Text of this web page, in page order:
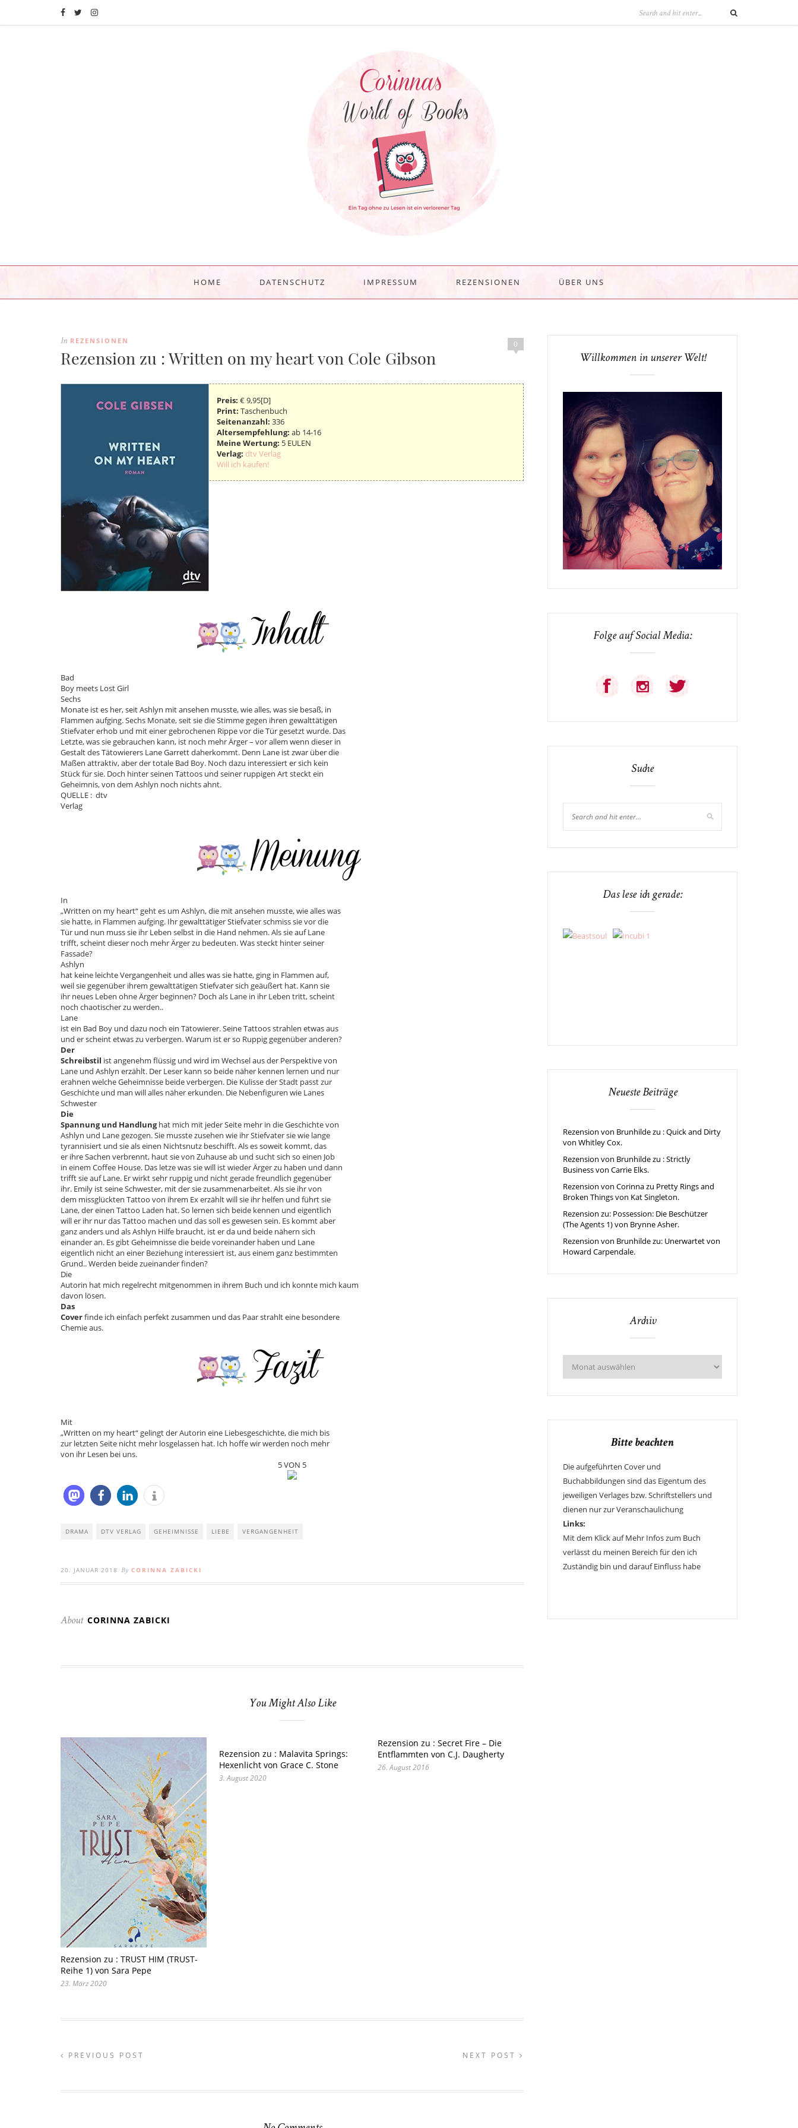
HOME DATENSCHUTZ IMPRESSUM REZENSIONEN ÜBER UNS
0
In REZENSIONEN
Rezension zu : Written on my heart von Cole Gibson
Preis: € 9,95[D]
Print: Taschenbuch
Seitenanzahl: 336
Altersempfehlung: ab 14-16
Meine Wertung: 5 EULEN
Verlag: dtv Verlag
Will ich kaufen!
Bad
Boy meets Lost Girl
Sechs
Monate ist es her, seit Ashlyn mit ansehen musste, wie alles, was sie besaß, in
Flammen aufging. Sechs Monate, seit sie die Stimme gegen ihren gewalttätigen
Stiefvater erhob und mit einer gebrochenen Rippe vor die Tür gesetzt wurde. Das
Letzte, was sie gebrauchen kann, ist noch mehr Ärger – vor allem wenn dieser in
Gestalt des Tätowierers Lane Garrett daherkommt. Denn Lane ist zwar über die
Maßen attraktiv, aber der totale Bad Boy. Noch dazu interessiert er sich kein
Stück für sie. Doch hinter seinen Tattoos und seiner ruppigen Art steckt ein
Geheimnis, von dem Ashlyn noch nichts ahnt.
QUELLE : dtv
Verlag
In
„Written on my heart“ geht es um Ashlyn, die mit ansehen musste, wie alles was
sie hatte, in Flammen aufging. Ihr gewalttätiger Stiefvater schmiss sie vor die
Tür und nun muss sie ihr Leben selbst in die Hand nehmen. Als sie auf Lane
trifft, scheint dieser noch mehr Ärger zu bedeuten. Was steckt hinter seiner
Fassade?
Ashlyn
hat keine leichte Vergangenheit und alles was sie hatte, ging in Flammen auf,
weil sie gegenüber ihrem gewalttätigen Stiefvater sich geäußert hat. Kann sie
ihr neues Leben ohne Ärger beginnen? Doch als Lane in ihr Leben tritt, scheint
noch chaotischer zu werden..
Lane
ist ein Bad Boy und dazu noch ein Tätowierer. Seine Tattoos strahlen etwas aus
und er scheint etwas zu verbergen. Warum ist er so Ruppig gegenüber anderen?
Der
Schreibstil ist angenehm flüssig und wird im Wechsel aus der Perspektive von
Lane und Ashlyn erzählt. Der Leser kann so beide näher kennen lernen und nur
erahnen welche Geheimnisse beide verbergen. Die Kulisse der Stadt passt zur
Geschichte und man will alles näher erkunden. Die Nebenfiguren wie Lanes
Schwester
Die
Spannung und Handlunghat mich mit jeder Seite mehr in die Geschichte von
Ashlyn und Lane gezogen. Sie musste zusehen wie ihr Stiefvater sie wie lange
tyrannisiert und sie als einen Nichtsnutz beschifft. Als es soweit kommt, das
er ihre Sachen verbrennt, haut sie von Zuhause ab und sucht sich so einen Job
in einem Coffee House. Das letze was sie will ist wieder Ärger zu haben und dann
trifft sie auf Lane. Er wirkt sehr ruppig und nicht gerade freundlich gegenüber
ihr. Emily ist seine Schwester, mit der sie zusammenarbeitet. Als sie ihr von
dem missglückten Tattoo von ihrem Ex erzählt will sie ihr helfen und führt sie
Lane, der einen Tattoo Laden hat. So lernen sich beide kennen und eigentlich
will er ihr nur das Tattoo machen und das soll es gewesen sein. Es kommt aber
ganz anders und als Ashlyn Hilfe braucht, ist er da und beide nähern sich
einander an. Es gibt Geheimnisse die beide voreinander haben und Lane
eigentlich nicht an einer Beziehung interessiert ist, aus einem ganz bestimmten
Grund.. Werden beide zueinander finden?
Die
Autorin hat mich regelrecht mitgenommen in ihrem Buch und ich konnte mich kaum
davon lösen.
Das
Coverfinde ich einfach perfekt zusammen und das Paar strahlt eine besondere
Chemie aus.
Mit
„Written on my heart“ gelingt der Autorin eine Liebesgeschichte, die mich bis
zur letzten Seite nicht mehr losgelassen hat. Ich hoffe wir werden noch mehr
von ihr Lesen bei uns.
5 VON 5
DRAMA DTV VERLAG GEHEIMNISSE LIEBE VERGANGENHEIT
20. JANUAR 2018 By CORINNA ZABICKI
About CORINNA ZABICKI
You Might Also Like
Rezension zu : TRUST HIM (TRUST-
Reihe 1) von Sara Pepe
23. März 2020
Rezension zu : Malavita Springs:
Hexenlicht von Grace C. Stone
3. August 2020
Rezension zu : Secret Fire – Die
Entflammten von C.J. Daugherty
26. August 2016
PREVIOUS POST NEXT POST
Willkommen in unserer Welt!
Folge auf Social Media:
Suche
Das lese ich gerade:
Neueste Beiträge
Rezension von Brunhilde zu : Quick and Dirty
von Whitley Cox.
Rezension von Brunhilde zu : Strictly
Business von Carrie Elks.
Rezension von Corinna zu Pretty Rings and
Broken Things von Kat Singleton.
Rezension zu: Possession: Die Beschützer
(The Agents 1) von Brynne Asher.
Rezension von Brunhilde zu: Unerwartet von
Howard Carpendale.
Archiv
Bitte beachten
Die aufgeführten Cover und
Buchabbildungen sind das Eigentum des
jeweiligen Verlages bzw. Schriftstellers und
dienen nur zur Veranschaulichung
Links:
Mit dem Klick auf Mehr Infos zum Buch
verlässt du meinen Bereich für den ich
Zuständig bin und darauf Einfluss habe